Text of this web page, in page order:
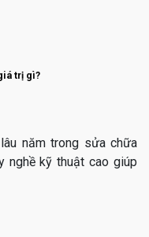
trị gì?
năm trong sửa chữa
nghề kỹ thuật cao giúp